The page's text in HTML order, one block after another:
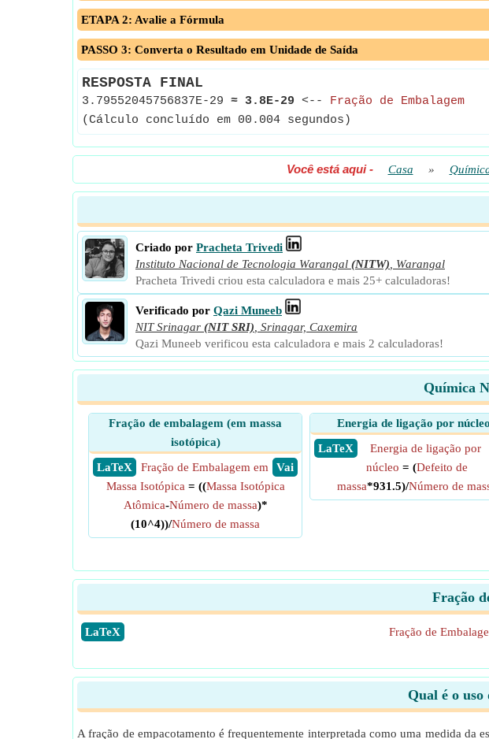
ETAPA 2: Avalie a Fórmula
PASSO 3: Converta o Resultado em Unidade de Saída
RESPOSTA FINAL
3.79552045756837E-29 ≈ 3.8E-29 <-- Fração de Embalagem
(Cálculo concluído em 00.004 segundos)
Você está aqui- Casa »
Criado por Pracheta Trivedi
Instituto Nacional de Tecnologia Warangal (NITW)
Warangal
Pracheta Trivedi criou esta calculadora e mais 25+ calculadoras!
Verificado por Qazi Muneeb
NIT Srinagar (NIT SRI) Srinagar, Caxemira
Qazi Muneeb verificou esta calculadora e mais 2 calculadoras!
Química
Fração de embalagem (em massa
isotópica)
​ LaTeX
​ Vai
Fração de Embalagem em
Massa Isotópica = ((Massa Isotópica
Atômica-Número de massa)*
(10^4))/Número de massa
Energia de ligação por
​ LaTeX
Energia de ligação por
núcleo = (Defeito de
massa*931.5)/Número de
Fração
​LaTeX Fração de
Qual é o uso
A fração de empacotamento é frequentemente interpretada como uma medida da